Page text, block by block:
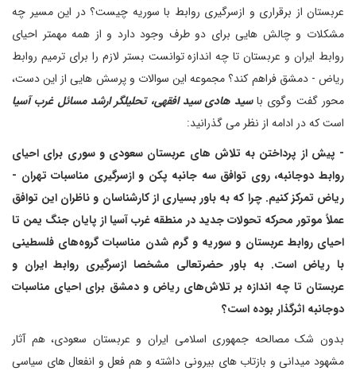
عربستان از برقراری و ازسرگیری روابط با سوریه چیست؟ در این مسیر چه
مشکلات و چالش هایی برای دو طرف وجود دارد و از همه مهمتر احیای
روابط ایران و عربستان تا چه اندازه توانست بستر لازم را برای ترمیم روابط
ریاض - دمشق فراهم کند؟ مجموعه این سوالات و پرسش هایی از این دست،
محور گفت وگوی باسید هادی سید افقهی، تحلیلگر ارشد مسائل غرب آسیا
است که در ادامه از نظر می گذرانید:
- پیش از پرداختن به تلاش های عربستان سعودی و سوری برای احیای
روابط دوجانبه، روی توافق سه جانبه پکن و ازسرگیری مناسبات تهران -
ریاض تمرکز کنیم. چرا که به باور بسیاری از کارشناسان و ناظران این توافق
عملاً موتور محرکه تحولات جدید در منطقه غرب آسیا از پایان جنگ یمن تا
احیای روابط عربستان و سوریه و گرم شدن مناسبات گروه‌های فلسطینی
با ریاض است. به باور حضرتعالی مشخصا ازسرگیری روابط ایران و
عربستان تا چه اندازه بر تلاش‌های ریاض و دمشق برای احیای مناسبات
دوجانبه اثرگذار بوده است؟
بدون شک مصالحه جمهوری اسلامی ایران و عربستان سعودی، هم آثار
مشهود میدانی و بازتاب های بیرونی داشته و هم فعل و انفعال های سیاسی